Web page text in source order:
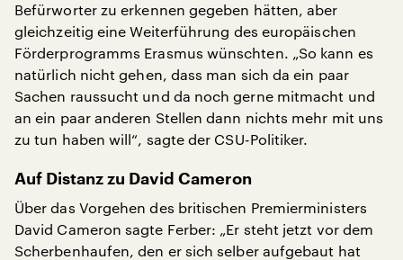
Befürworter zu erkennen gegeben hätten, aber
gleichzeitig eine Weiterführung des europäischen
Förderprogramms Erasmus wünschten. „So kann es
natürlich nicht gehen, dass man sich da ein paar
Sachen raussucht und da noch gerne mitmacht und
an ein paar anderen Stellen dann nichts mehr mit uns
zu tun haben will“, sagte der CSU-Politiker.
Auf Distanz zu David Cameron
Über das Vorgehen des britischen Premierministers
David Cameron sagte Ferber: „Er steht jetzt vor dem
Scherbenhaufen, den er sich selber aufgebaut hat